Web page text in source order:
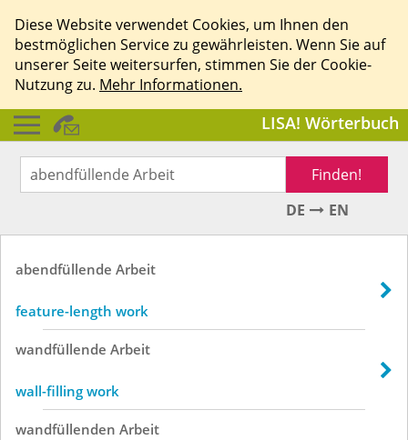
Diese Website verwendet Cookies, um Ihnen den
bestmöglichen Service zu gewährleisten. Wenn Sie auf
unserer Seite weitersurfen, stimmen Sie der Cookie-
Nutzung zu. Mehr Informationen.
LISA! Wörterbuch
Finden!
DE
EN
abendfüllende Arbeit
feature-length work
wandfüllende Arbeit
wall-filling work
wandfüllenden Arbeit